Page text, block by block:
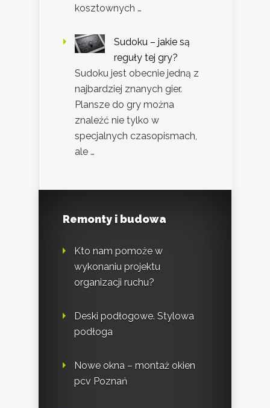
kosztownych …
Sudoku – jakie są
reguły tej gry?
Sudoku jest obecnie jedną z
najbardziej znanych gier.
Plansze do gry można
znaleźć nie tylko w
specjalnych czasopismach,
ale …
Remonty i budowa
Kto nam pomoże w
wykonaniu projektu
organizacji ruchu?
Deski podłogowe. Stylowa
podłoga
Nowe okna – montaż okien
pcv Poznań